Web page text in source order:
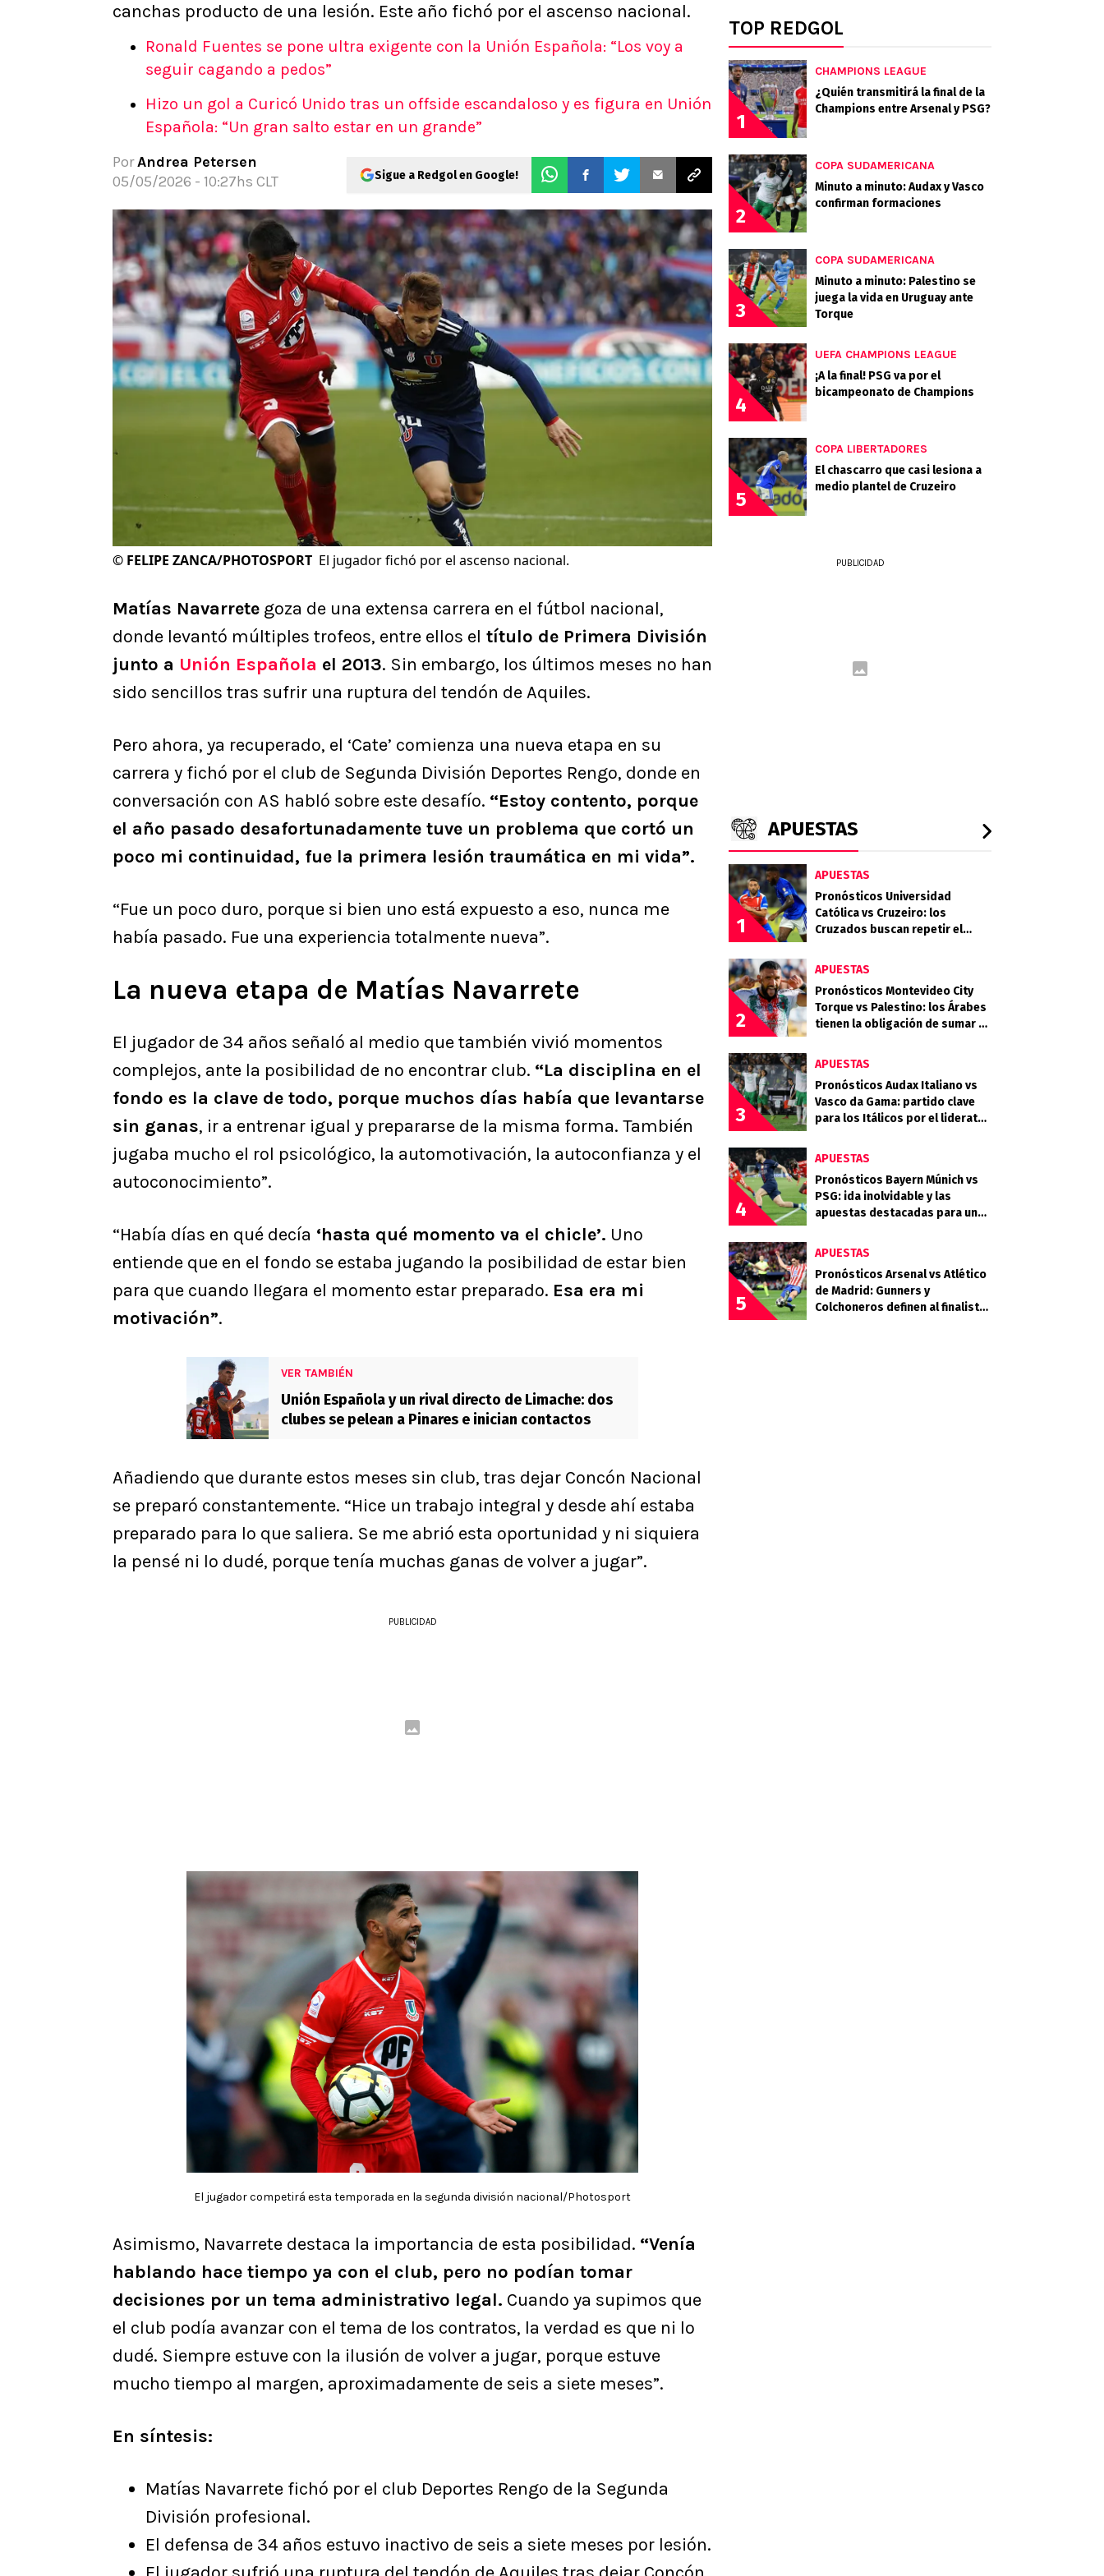
Apuestas Mundial 2026
canchas producto de una lesión. Este año fichó por el ascenso nacional.
Ronald Fuentes se pone ultra exigente con la Unión Española: “Los voy a
seguir cagando a pedos”
Hizo un gol a Curicó Unido tras un offside escandaloso y es figura en Unión
Española: “Un gran salto estar en un grande”
PorAndrea Petersen
05/05/2026 - 10:27hs CLT
Sigue a Redgol en Google!
© FELIPE ZANCA/PHOTOSPORT El jugador fichó por el ascenso nacional.
Matías Navarrete goza de una extensa carrera en el fútbol nacional,
donde levantó múltiples trofeos, entre ellos el título de Primera División
junto a Unión Española el 2013. Sin embargo, los últimos meses no han
sido sencillos tras sufrir una ruptura del tendón de Aquiles.
Pero ahora, ya recuperado, el ‘Cate’ comienza una nueva etapa en su
carrera y fichó por el club de Segunda División Deportes Rengo, donde en
conversación con AS habló sobre este desafío. “Estoy contento, porque
el año pasado desafortunadamente tuve un problema que cortó un
poco mi continuidad, fue la primera lesión traumática en mi vida”.
“Fue un poco duro, porque si bien uno está expuesto a eso, nunca me
había pasado. Fue una experiencia totalmente nueva”.
La nueva etapa de Matías Navarrete
El jugador de 34 años señaló al medio que también vivió momentos
complejos, ante la posibilidad de no encontrar club. “La disciplina en el
fondo es la clave de todo, porque muchos días había que levantarse
sin ganas, ir a entrenar igual y prepararse de la misma forma. También
jugaba mucho el rol psicológico, la automotivación, la autoconfianza y el
autoconocimiento”.
“Había días en qué decía ‘hasta qué momento va el chicle’. Uno
entiende que en el fondo se estaba jugando la posibilidad de estar bien
para que cuando llegara el momento estar preparado. Esa era mi
motivación”.
VER TAMBIÉN
Unión Española y un rival directo de Limache: dos
clubes se pelean a Pinares e inician contactos
Añadiendo que durante estos meses sin club, tras dejar Concón Nacional
se preparó constantemente. “Hice un trabajo integral y desde ahí estaba
preparado para lo que saliera. Se me abrió esta oportunidad y ni siquiera
la pensé ni lo dudé, porque tenía muchas ganas de volver a jugar”.
PUBLICIDAD
El jugador competirá esta temporada en la segunda división nacional/Photosport
Asimismo, Navarrete destaca la importancia de esta posibilidad. “Venía
hablando hace tiempo ya con el club, pero no podían tomar
decisiones por un tema administrativo legal. Cuando ya supimos que
el club podía avanzar con el tema de los contratos, la verdad es que ni lo
dudé. Siempre estuve con la ilusión de volver a jugar, porque estuve
mucho tiempo al margen, aproximadamente de seis a siete meses”.
En síntesis:
Matías Navarrete fichó por el club Deportes Rengo de la Segunda
División profesional.
El defensa de 34 años estuvo inactivo de seis a siete meses por lesión.
TOP REDGOL
1
CHAMPIONS LEAGUE
¿Quién transmitirá la final de la
Champions entre Arsenal y PSG?
2
COPA SUDAMERICANA
Minuto a minuto: Audax y Vasco
confirman formaciones
3
COPA SUDAMERICANA
Minuto a minuto: Palestino se
juega la vida en Uruguay ante
Torque
4
UEFA CHAMPIONS LEAGUE
¡A la final! PSG va por el
bicampeonato de Champions
5
COPA LIBERTADORES
El chascarro que casi lesiona a
medio plantel de Cruzeiro
PUBLICIDAD
APUESTAS
1
APUESTAS
Pronósticos Universidad
Católica vs Cruzeiro: los
Cruzados buscan repetir el
2
APUESTAS
Pronósticos Montevideo City
Torque vs Palestino: los Árabes
tienen la obligación de sumar en
3
APUESTAS
Pronósticos Audax Italiano vs
Vasco da Gama: partido clave
para los Itálicos por el liderato
4
APUESTAS
Pronósticos Bayern Múnich vs
PSG: ida inolvidable y las
apuestas destacadas para una
5
APUESTAS
Pronósticos Arsenal vs Atlético
de Madrid: Gunners y
Colchoneros definen al finalista